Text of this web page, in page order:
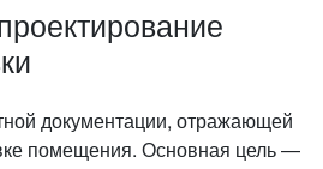
документации, отражающей
помещения. Основная цель —